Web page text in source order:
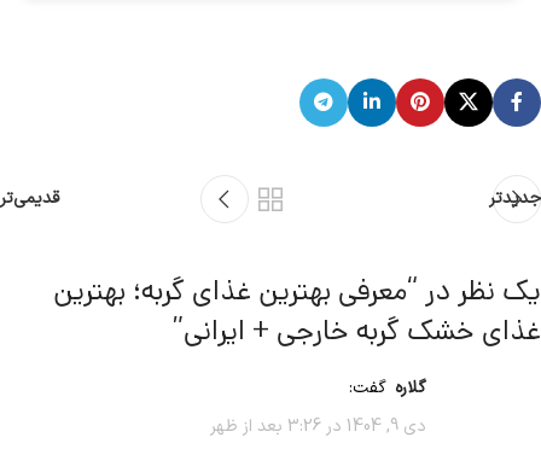
جدیدتر قدیمی‌تر
یک نظر در “معرفی بهترین غذای گربه؛ بهترین
غذای خشک گربه خارجی + ایرانی”
گلاره گفت:
دی 9, 1404 در 3:26 بعد از ظهر